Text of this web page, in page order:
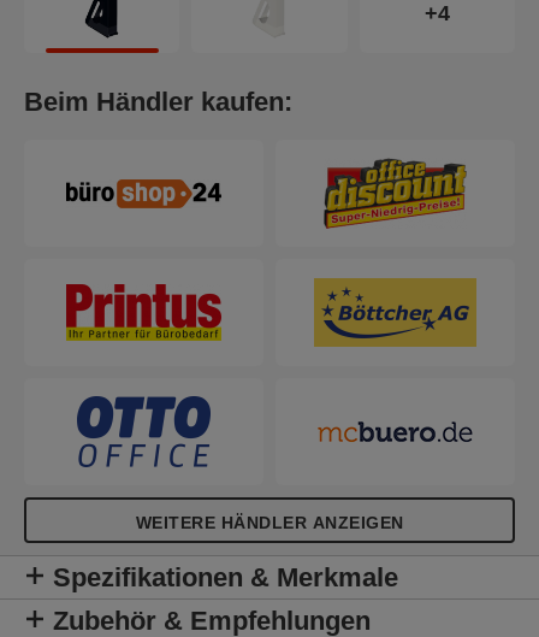
+4
Beim Händler kaufen:
WEITERE HÄNDLER ANZEIGEN
Spezifikationen & Merkmale
Zubehör & Empfehlungen